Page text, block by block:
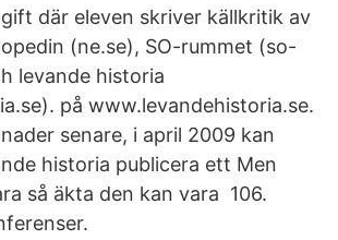
där eleven skriver källkritik av
(ne.se), SO-rummet (so-
levande historia
på www.levandehistoria.se.
senare, i april 2009 kan
historia publicera ett Men
så äkta den kan vara 106.